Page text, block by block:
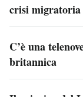
crisi migratoria
C’è una
britannica